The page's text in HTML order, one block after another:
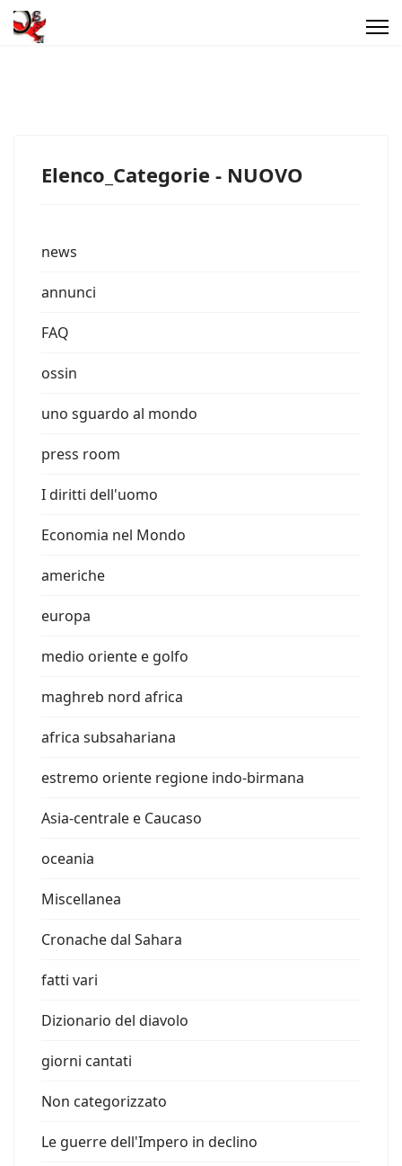
Elenco_Categorie - NUOVO
news
annunci
FAQ
ossin
uno sguardo al mondo
press room
I diritti dell'uomo
Economia nel Mondo
americhe
europa
medio oriente e golfo
maghreb nord africa
africa subsahariana
estremo oriente regione indo-birmana
Asia-centrale e Caucaso
oceania
Miscellanea
Cronache dal Sahara
fatti vari
Dizionario del diavolo
giorni cantati
Non categorizzato
Le guerre dell'Impero in declino